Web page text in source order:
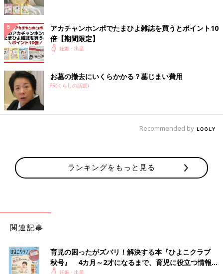
アカチャンホンポでたまひよ雑誌を買うとポイント10
倍【期間限定】
妊娠・出産
お墓の撤去にいくらかかる？墓じまい費用
PR(くらしの話題)
Recommended by
ランキングをもっと見る
関連記事
育児の困ったがズバリ！解決する本『ひよこクラブ
秋号』 4カ月～2才になるまで、育児に役立つ情報が
妊娠・出産